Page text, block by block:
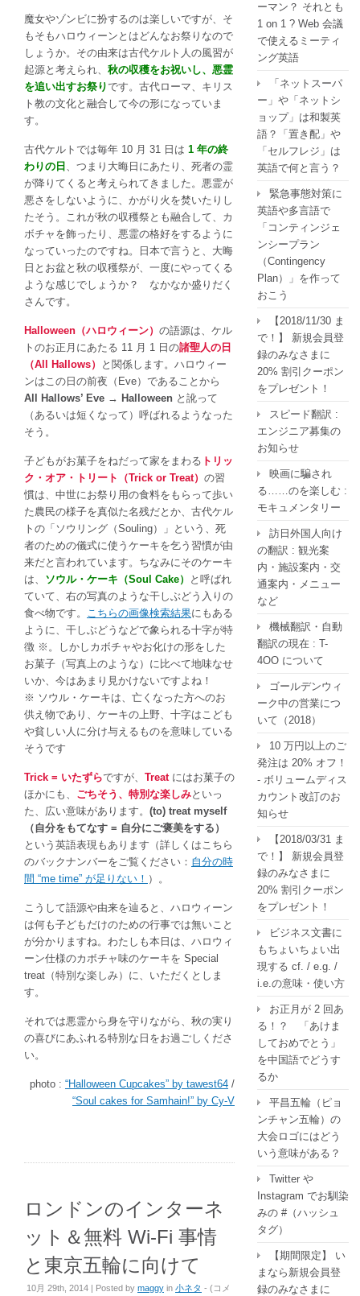
の
語
源
と
は？
は
魔女やゾンビに扮するのは楽しいですが、そ
もそもハロウィーンとはどんなお祭りなので
しょうか。その由来は古代ケルト人の風習が
起源と考えられ、 秋の収穫をお祝いし、悪霊
を追い出すお祭りです。古代ローマ、キリス
ト教の文化と融合して今の形になっていま
す。
古代ケルトでは毎年 10 月 31 日は 1 年の終
わりの日 、つまり大晦日にあたり、死者の霊
が降りてくると考えられてきました。悪霊が
悪さをしないように、かがり火を焚いたりし
たそう。これが秋の収穫祭とも融合して、カ
ボチャを飾ったり、悪霊の格好をするように
なっていったのですね。日本で言うと、大晦
日とお盆と秋の収穫祭が、一度にやってくる
ような感じでしょうか？ なかなか盛りだく
さんです。
Halloween（ハロウィーン） の語源は、ケル
トのお正月にあたる 11 月 1 日の諸聖人の日
（All Hallows）
と関係します。ハロウィー
ンはこの日の前夜（Eve）であることから
All Hallows’ Eve → Halloween と訛って
（あるいは短くなって）呼ばれるようなった
そう。
子どもがお菓子をねだって家をまわる トリッ
ク・オア・トリート（Trick or Treat） の習
慣は、中世にお祭り用の食料をもらって歩い
た農民の様子を真似た名残だとか、古代ケル
トの「ソウリング（Souling）」という、死
者のための儀式に使うケーキを乞う習慣が由
来だと言われています。ちなみにそのケーキ
は、 ソウル・ケーキ（Soul Cake）
と呼ばれ
ていて、右の写真のような干しぶどう入りの
食べ物です。
こちらの画像検索結果にもある
ように、干しぶどうなどで象られる十字が特
徴 ※。しかしカボチャやお化けの形をした
お菓子（写真上のような）に比べて地味なせ
いか、今はあまり見かけないですよね！
※ ソウル・ケーキは、亡くなった方へのお
供え物であり、ケーキの上野、十字はこども
や貧しい人に分け与えるものを意味している
そうです
Trick = いたずらですが、 Treat にはお菓子の
ほかにも、 ごちそう、特別な楽しみといっ
た、広い意味があります。 (to) treat myself
（自分をもてなす = 自分にご褒美をする）
という英語表現もあります（詳しくはこちら
のバックナンバーをご覧ください： 自分の時
間 “me time” が足りない！ ）。
こうして語源や由来を辿ると、ハロウィーン
は何も子どもだけのための行事では無いこと
が分かりますね。わたしも本日は、ハロウィ
ーン仕様のカボチャ味のケーキを Special
treat（特別な楽しみ）に、いただくとしま
す。
それでは悪霊から身を守りながら、秋の実り
の喜びにあふれる特別な日をお過ごしくださ
い。
photo : “Halloween Cupcakes” by tawest64 /
“Soul cakes for Samhain!” by Cy-V
ロンドンのインターネ
ット＆無料 Wi-Fi 事情
と東京五輪に向けて
10月 29th, 2014 | Posted by maggy in 小ネタ - (ロコメ
ーマン？ それとも
1 on 1 ? Web 会議
で使えるミーティ
ング英語
「ネットスーパ
ー」や「ネットシ
ョップ」は和製英
語？「置き配」や
「セルフレジ」は
英語で何と言う？
緊急事態対策に
英語や多言語で
「コンティンジェ
ンシープラン
（Contingency
Plan）」を作って
おこう
【2018/11/30 ま
で！】 新規会員登
録のみなさまに
20% 割引クーポン
をプレゼント！
スピード翻訳 :
エンジニア募集の
お知らせ
映画に騙され
る……のを楽しむ :
モキュメンタリー
訪日外国人向け
の翻訳 : 観光案
内・施設案内・交
通案内・メニュー
など
機械翻訳・自動
翻訳の現在 : T-
4OO について
ゴールデンウィ
ーク中の営業につ
いて（2018）
10 万円以上のご
発注は 20% オフ！
- ボリュームディス
カウント改訂のお
知らせ
【2018/03/31 ま
で！】 新規会員登
録のみなさまに
20% 割引クーポン
をプレゼント！
ビジネス文書に
もちょいちょい出
現する cf. / e.g. /
i.e.の意味・使い方
お正月が 2 回あ
る！？ 「あけま
しておめでとう」
を中国語でどうす
るか
平昌五輪（ピョ
ンチャン五輪）の
大会ロゴにはどう
いう意味がある？
Twitter や
Instagram でお馴染
みの #（ハッシュ
タグ）
【期間限定】 い
まなら新規会員登
録のみなさまに